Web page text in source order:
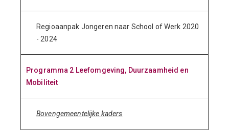
Regioaanpak Jongeren naar School of Werk 2020
- 2024
Programma 2 Leefomgeving, Duurzaamheid en
Mobiliteit
Bovengemeentelijke kaders